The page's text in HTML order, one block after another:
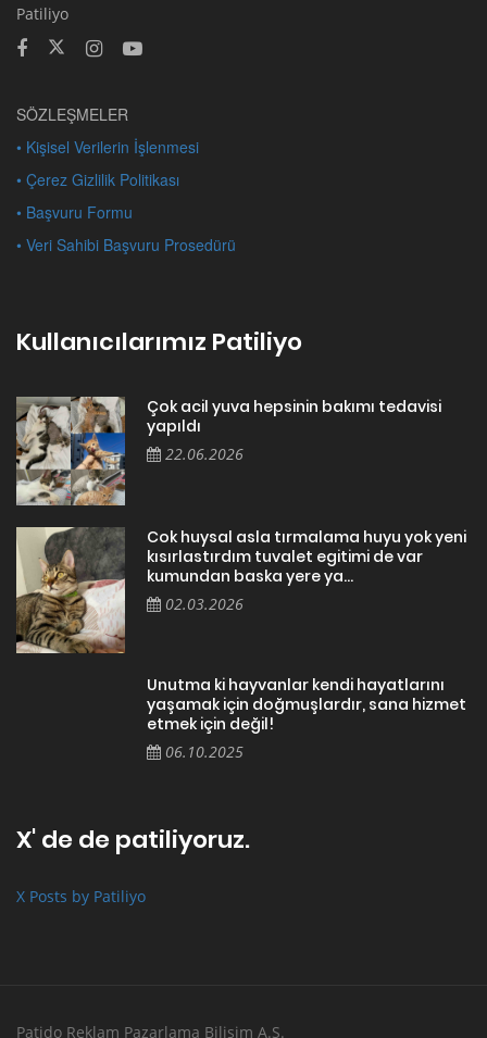
Patiliyo
SÖZLEŞMELER
• Kişisel Verilerin İşlenmesi
• Çerez Gizlilik Politikası
• Başvuru Formu
• Veri Sahibi Başvuru Prosedürü
Kullanıcılarımız Patiliyo
Çok acil yuva hepsinin bakımı tedavisi
yapıldı
22.06.2026
Cok huysal asla tırmalama huyu yok yeni
kısırlastırdım tuvalet egitimi de var
kumundan baska yere ya...
02.03.2026
Unutma ki hayvanlar kendi hayatlarını
yaşamak için doğmuşlardır, sana hizmet
etmek için değil!
06.10.2025
X' de de patiliyoruz.
X Posts by Patiliyo
Patido Reklam Pazarlama Bilişim A.Ş.